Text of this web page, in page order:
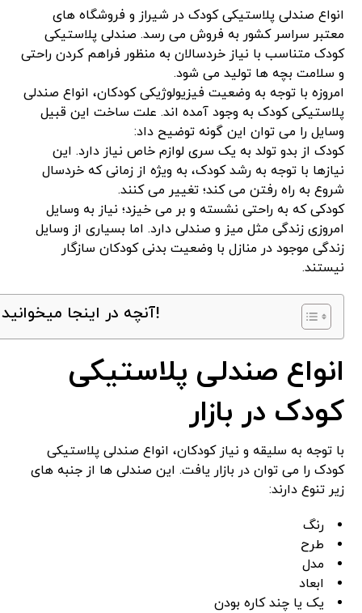
انواع صندلی پلاستیکی کودک در شیراز و فروشگاه های
معتبر سراسر کشور به فروش می رسد. صندلی پلاستیکی
کودک متناسب با نیاز خردسالان به منظور فراهم کردن راحتی
و سلامت بچه ها تولید می شود.
امروزه با توجه به وضعیت فیزیولوژیکی کودکان، انواع صندلی
پلاستیکی کودک به وجود آمده اند. علت ساخت این قبیل
وسایل را می توان این گونه توضیح داد:
کودک از بدو تولد به یک سری لوازم خاص نیاز دارد. این
نیازها با توجه به رشد کودک، به ویژه از زمانی که خردسال
شروع به راه رفتن می کند؛ تغییر می کنند.
کودکی که به راحتی نشسته و بر می خیزد؛ نیاز به وسایل
امروزی زندگی مثل میز و صندلی دارد. اما بسیاری از وسایل
زندگی موجود در منازل با وضعیت بدنی کودکان سازگار
نیستند.
آنچه در اینجا میخوانید!
انواع صندلی پلاستیکی
کودک در بازار
با توجه به سلیقه و نیاز کودکان، انواع صندلی پلاستیکی
کودک را می توان در بازار یافت. این صندلی ها از جنبه های
زیر تنوع دارند:
رنگ
طرح
مدل
ابعاد
یک یا چند کاره بودن